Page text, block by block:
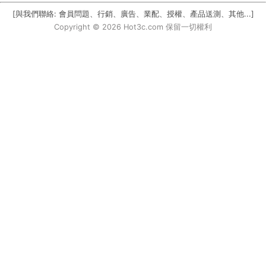
[與我們聯絡: 會員問題、行銷、廣告、業配、授權、產品送測、其他...]
Copyright © 2026 Hot3c.com 保留一切權利